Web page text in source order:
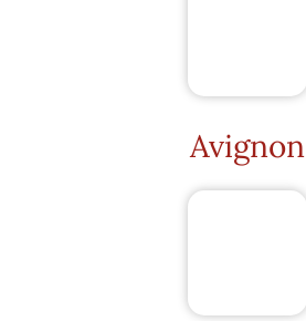
Avignon